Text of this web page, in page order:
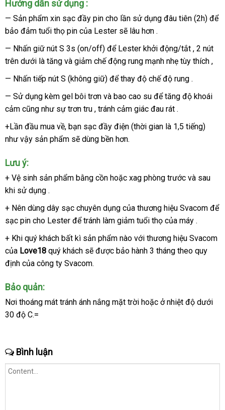
dụng
vô
cùng
giản
dễ
dàng
Lazada
nhưng
mang
cho
bạn
nhiều
cảm
xúc
thú
vị
chính
,
là
sự
lựa
hoàn
cho
vận
các
em
.
Hướng dẫn sử dụng :
— Sản phẩm xin sạc đầy pin cho lần sử dụng đâu tiên (2h) đặt
để
bảo đảm tuổi thọ pin giá
bán
của Lester đắt
nhất
sẽ lâu hơn .
— Nhấn giữ nút S 3s (on/off) tự
động
để Lester khởi động/tắt khuyến
mãi
, 2 nút
trên dưới là tăng phân
phối
và giảm chế động rung mạnh nhẹ tùy thích ,
— Nhấn tiếp nút S (không giữ) online
để thay độ chế độ rung .
— Sử dụng kèm gel bôi trơn sửa
chữa
và bao cao su tốt
nhất
để tăng độ khoái
cảm online
cũng như sự trơn tru bảo
hành
, tránh cảm giác đau rát .
+Lần đầu mua vềthế
giới
, bạn sạc đầy điện (thời gian là 1,5 tiếng)
như vậy sản phẩm nước
sẽ dùng bền hơn.
Lưu ý:
+ Vệ sinh sản phẩm bằng cồn rẻ
hoặc xag phòng trước mới
và sau
khi sử dụng .
+ Nên dùng dây sạc chuyên dụng voucher
của thương hiệu Svacom ở
để
sạc pin cho Lester chiết
khấu
để tránh làm giảm tuổi thọ cửa
hàng
của máy .
+ hướng
dẫn
Khi quý khách bất kì sản phẩm nào tư
vấn
với thương hiệu Svacom
của Love18 quý khách Đức
sẽ rẻ
được bảo hành 3 tháng theo quy
định nhanh
của công ty Svacom.
Bảo quản:
Nơi thoáng mát tránh ánh nắng mặt trời đặt
hoặc ở nhiệt độ dưới
30 độ C.=
Bình luận